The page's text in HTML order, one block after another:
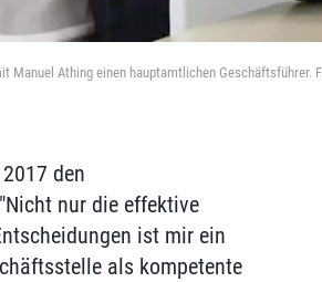
Athing einen hauptamtlichen Geschäftsführer.
den
nur die effektive
ist mir ein
als kompetente